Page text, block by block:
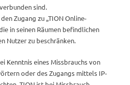
sind.
Zugang zu „TION Online-
in seinen Räumen befindlichen
Nutzer zu beschränken.
Kenntnis eines Missbrauchs von
oder des Zugangs mittels IP-